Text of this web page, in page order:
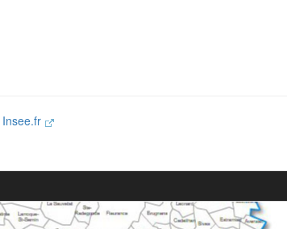
Insee.fr